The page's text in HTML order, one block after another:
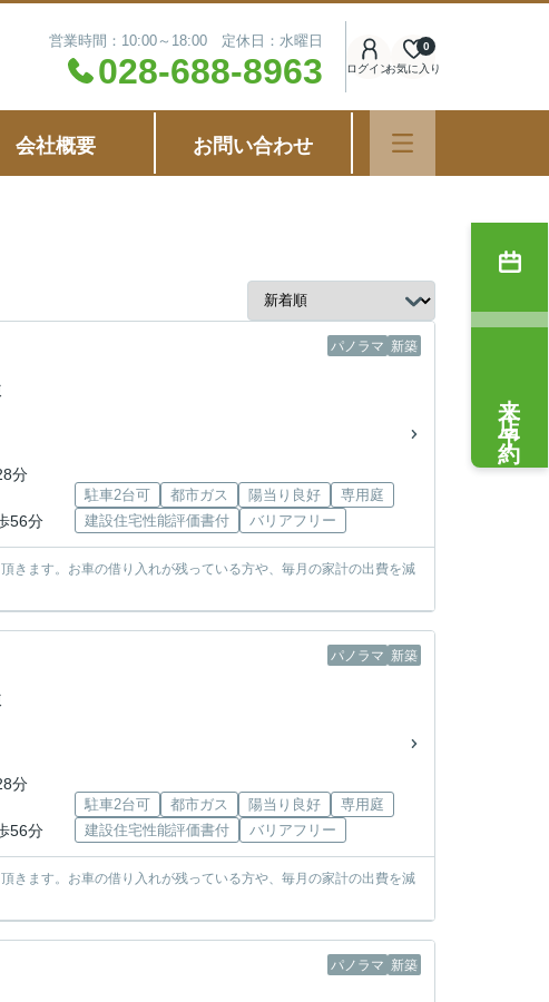
営業時間：10:00～18:00 定休日：水曜日
028-688-8963 ログインお気に入り
0
会社概要 お問い合わせ
パノラマ 新築
分
56分
駐車2台可 都市ガス 陽当り良好
専用庭
建設住宅性能評価書付
バリアフリー
きます。お車の借り入れが残っている方や、毎月の家計の出費を減
パノラマ 新築
分
56分
駐車2台可 都市ガス 陽当り良好
専用庭
建設住宅性能評価書付
バリアフリー
きます。お車の借り入れが残っている方や、毎月の家計の出費を減
パノラマ 新築
来店予約